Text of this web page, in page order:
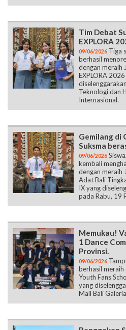
Tim Debat
EXPLORA
09/06/2026 Tiga
berhasil
dengan meraih
EXPLORA
Teknologi dan
Internasional.
Gemilang di
Suksma
09/06/2026
kembali
dengan meraih
Adat Bali
IX yang
pada Rabu, 19
Memukau!
1 Dance
Provinsi.
09/06/2026
berhasil meraih
Youth Fans
yang
Mall Bali